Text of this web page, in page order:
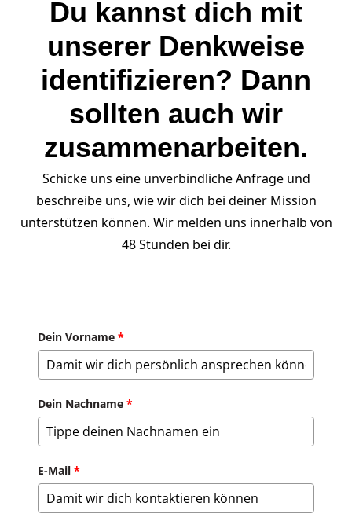
Du kannst dich mit
unserer Denkweise
identifizieren? Dann
sollten auch wir
zusammenarbeiten.
Schicke uns eine unverbindliche Anfrage und
beschreibe uns, wie wir dich bei deiner Mission
unterstützen können. Wir melden uns innerhalb von
48 Stunden bei dir.